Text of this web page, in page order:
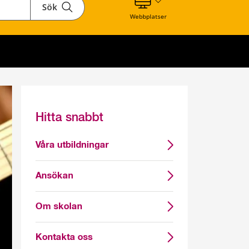
Sök
WebbplatserVisa våra andra webbplatser
Hitta snabbt
Våra utbildningar
Ansökan
Om skolan
Kontakta oss